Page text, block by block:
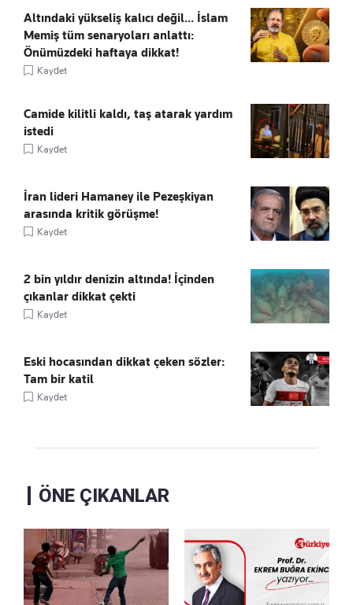
Altındaki yükseliş kalıcı değil... İslam
Memiş tüm senaryoları anlattı:
Önümüzdeki haftaya dikkat!
Kaydet
Camide kilitli kaldı, taş atarak yardım
istedi
Kaydet
İran lideri Hamaney ile Pezeşkiyan
arasında kritik görüşme!
Kaydet
2 bin yıldır denizin altında! İçinden
çıkanlar dikkat çekti
Kaydet
Eski hocasından dikkat çeken sözler:
Tam bir katil
Kaydet
ÖNE ÇIKANLAR